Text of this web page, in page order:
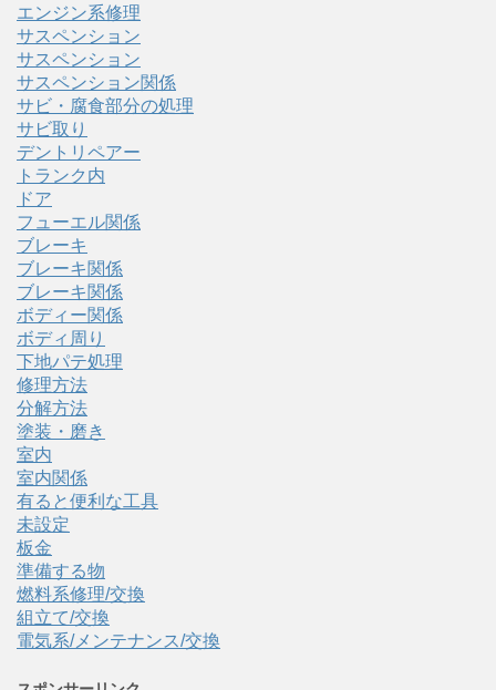
エンジン系修理
サスペンション
サスペンション
サスペンション関係
サビ・腐食部分の処理
サビ取り
デントリペアー
トランク内
ドア
フューエル関係
ブレーキ
ブレーキ関係
ブレーキ関係
ボディー関係
ボディ周り
下地パテ処理
修理方法
分解方法
塗装・磨き
室内
室内関係
有ると便利な工具
未設定
板金
準備する物
燃料系修理/交換
組立て/交換
電気系/メンテナンス/交換